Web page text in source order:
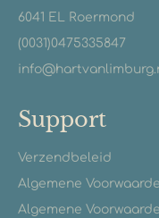
6041 EL Roermond
(0031)0475335847
Support
Verzendbeleid
Algemene
Algemene